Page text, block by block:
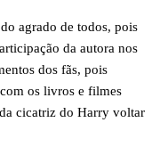
agrado de todos, pois
da autora nos
dos fãs, pois
os livros e filmes
cicatriz do Harry voltar